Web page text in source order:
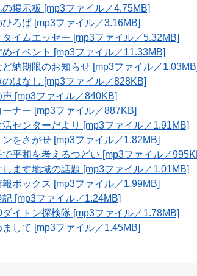
の掲示板 [mp3ファイル／4.75MB]
ひろば [mp3ファイル／3.16MB]
タイムエッセー [mp3ファイル／5.32MB]
めイベント [mp3ファイル／11.33MB]
納期限のお知らせ [mp3ファイル／1.03MB]
はなし [mp3ファイル／828KB]
[mp3ファイル／840KB]
ナー [mp3ファイル／887KB]
センターだより [mp3ファイル／1.91MB]
ンをさがせ [mp3ファイル／1.82MB]
で平和を考えるつどい [mp3ファイル／
します地域の話題 [mp3ファイル／1.01MB]
ボックス [mp3ファイル／1.99MB]
[mp3ファイル／1.24MB]
ダイトン探検隊 [mp3ファイル／1.78MB]
まして [mp3ファイル／1.45MB]